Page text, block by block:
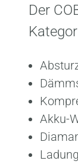
Der
Akku-